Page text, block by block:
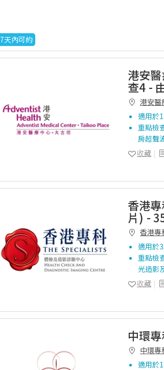
7天內可約
港安
查4 -
港安醫
適用於
重點檢
房超聲
收藏
香港
片) -
香港專
適用於
重點檢
光造影
收藏
中環
中環專
適用於